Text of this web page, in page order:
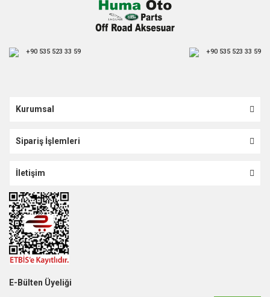
+90 535 523 33 59 +90 535 523 33 59
Kurumsal
Sipariş İşlemleri
İletişim
E-Bülten Üyeliği